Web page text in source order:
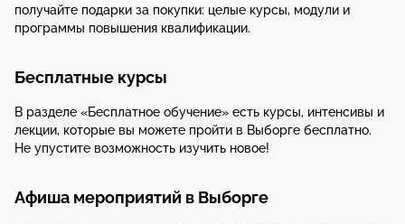
получайте подарки за покупки: целые курсы, модули и
программы повышения квалификации.
Бесплатные курсы
В разделе «Бесплатное обучение» есть курсы, интенсивы и
лекции, которые вы можете пройти в Выборге бесплатно.
Не упустите возможность изучить новое!
Афиша мероприятий в Выборге